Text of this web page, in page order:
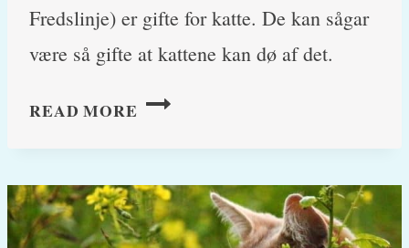
Fredslinje) er gifte for katte. De kan sågar
være så gifte at kattene kan dø af det.​
READ MORE FREDSLILJE
LILJER
ER